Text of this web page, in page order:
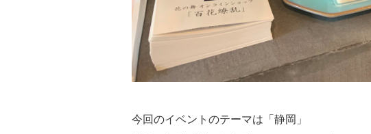
今回のイベントのテーマは「静岡」